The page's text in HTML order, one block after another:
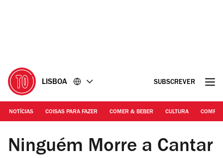
LISBOA SUBSCREVER
NOTÍCIAS COISAS PARA FAZER COMER & BEBER CULTURA
DR | Ninguém Morre a Cantar, de Sara Belo
Ninguém Morre a Cantar